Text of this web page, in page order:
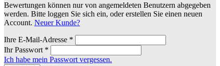
Bewertungen können nur von angemeldeten Benutzern abgegeben
werden. Bitte loggen Sie sich ein, oder erstellen Sie einen neuen
Account. Neuer Kunde?
Ihre E-Mail-Adresse *
Ihr Passwort *
Ich habe mein Passwort vergessen.